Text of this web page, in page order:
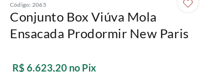
Código: 2065
Conjunto Box Viúva Mola
Ensacada Prodormir New Paris
R$ 6.623,20 no Pix